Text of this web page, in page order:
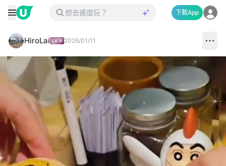
下載App
HiroLai 2026/01/11